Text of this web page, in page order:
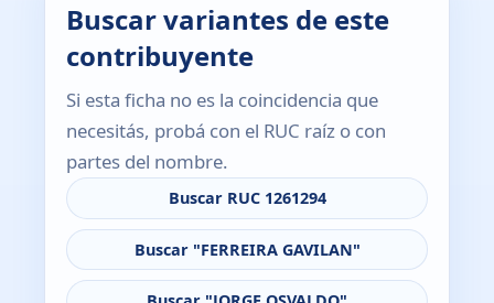
Buscar variantes de este
contribuyente
Si esta ficha no es la coincidencia que
necesitás, probá con el RUC raíz o con
partes del nombre.
Buscar RUC 1261294
Buscar "FERREIRA GAVILAN"